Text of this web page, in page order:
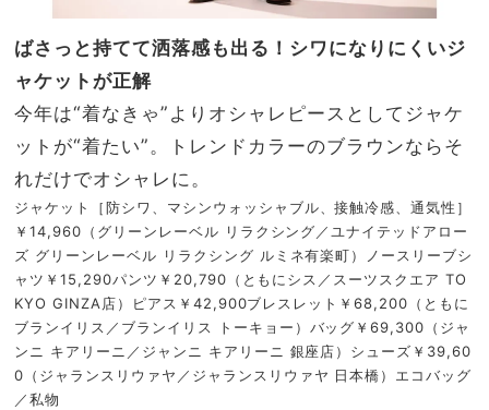
ばさっと持てて洒落感も出る！シワになりにくいジ
ャケットが正解
今年は“着なきゃ”よりオシャレピースとしてジャケ
ットが“着たい”。トレンドカラーのブラウンならそ
れだけでオシャレに。
ジャケット［防シワ、マシンウォッシャブル、接触冷感、通気性］
￥14,960（グリーンレーベル リラクシング／ユナイテッドアロー
ズ グリーンレーベル リラクシング ルミネ有楽町）ノースリーブシ
ャツ￥15,290パンツ￥20,790（ともにシス／スーツスクエア TO
KYO GINZA店）ピアス￥42,900ブレスレット￥68,200（ともに
ブランイリス／ブランイリス トーキョー）バッグ￥69,300（ジャ
ンニ キアリーニ／ジャンニ キアリーニ 銀座店）シューズ￥39,60
0（ジャランスリウァヤ／ジャランスリウァヤ 日本橋）エコバッグ
／私物